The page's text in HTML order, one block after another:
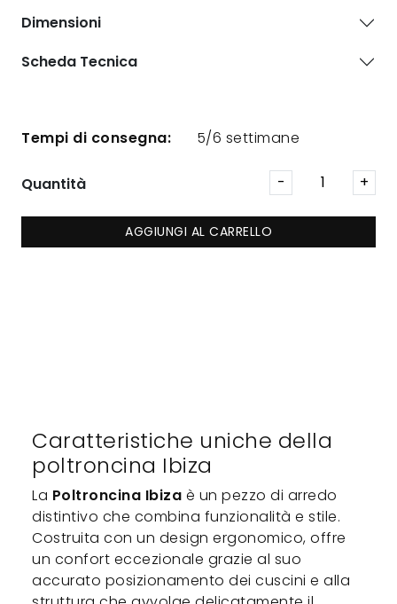
Caratteristiche uniche della
poltroncina Ibiza
La Poltroncina Ibiza è un pezzo di arredo
distintivo che combina funzionalità e stile.
Costruita con un design ergonomico, offre
un confort eccezionale grazie al suo
accurato posizionamento dei cuscini e alla
Dimensioni
Scheda Tecnica
Tempi di consegna: 5/6 settimane
Quantità
AGGIUNGI AL CARRELLO